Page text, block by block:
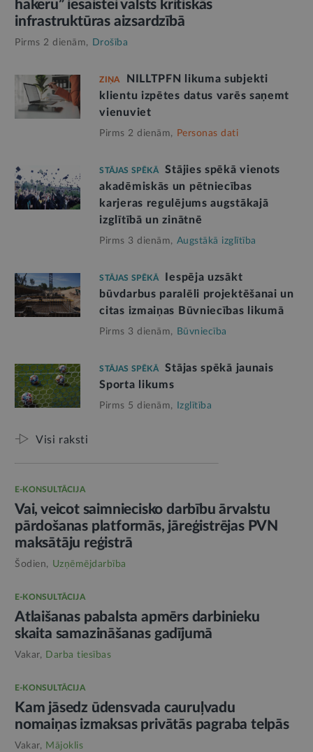
hakeru” iesaistei valsts kritiskās
infrastruktūras aizsardzībā
Pirms 2 dienām, Drošība
ZIŅA
NILLTPFN likuma subjekti
klientu izpētes datus varēs saņemt
vienuviet
Pirms 2 dienām, Personas dati
STĀJAS SPĒKĀ
Stājies spēkā vienots
akadēmiskās un pētniecības
karjeras regulējums augstākajā
izglītībā un zinātnē
Pirms 3 dienām, Augstākā izglītība
STĀJAS SPĒKĀ
Iespēja uzsākt
būvdarbus paralēli projektēšanai un
citas izmaiņas Būvniecības likumā
Pirms 3 dienām, Būvniecība
STĀJAS SPĒKĀ
Stājas spēkā jaunais
Sporta likums
Pirms 5 dienām, Izglītība
Visi raksti
E-KONSULTĀCIJA
Vai, veicot saimniecisko darbību ārvalstu
pārdošanas platformās, jāreģistrējas PVN
maksātāju reģistrā
Šodien, Uzņēmējdarbība
E-KONSULTĀCIJA
Atlaišanas pabalsta apmērs darbinieku
skaita samazināšanas gadījumā
Vakar, Darba tiesības
E-KONSULTĀCIJA
Kam jāsedz ūdensvada cauruļvadu
nomaiņas izmaksas privātās pagraba telpās
Vakar, Mājoklis